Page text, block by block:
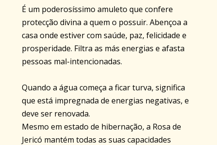
É um poderosíssimo amuleto que confere
protecção divina a quem o possuir. Abençoa a
casa onde estiver com saúde, paz, felicidade e
prosperidade. Filtra as más energias e afasta
pessoas mal-intencionadas.
Quando a água começa a ficar turva, significa
que está impregnada de energias negativas, e
deve ser renovada.
Mesmo em estado de hibernação, a Rosa de
Jericó mantém todas as suas capacidades